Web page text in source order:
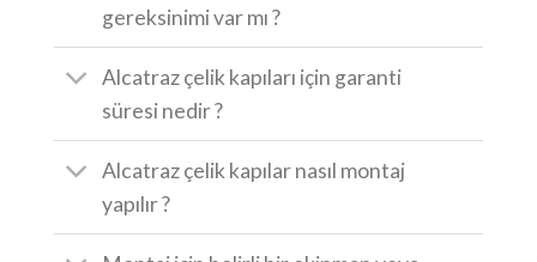
gereksinimi var mı ?
Alcatraz çelik kapıları için garanti
süresi nedir ?
Alcatraz çelik kapılar nasıl montaj
yapılır ?